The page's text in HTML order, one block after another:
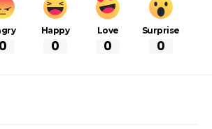
0
Happy
0
Love
0
Surprise
0